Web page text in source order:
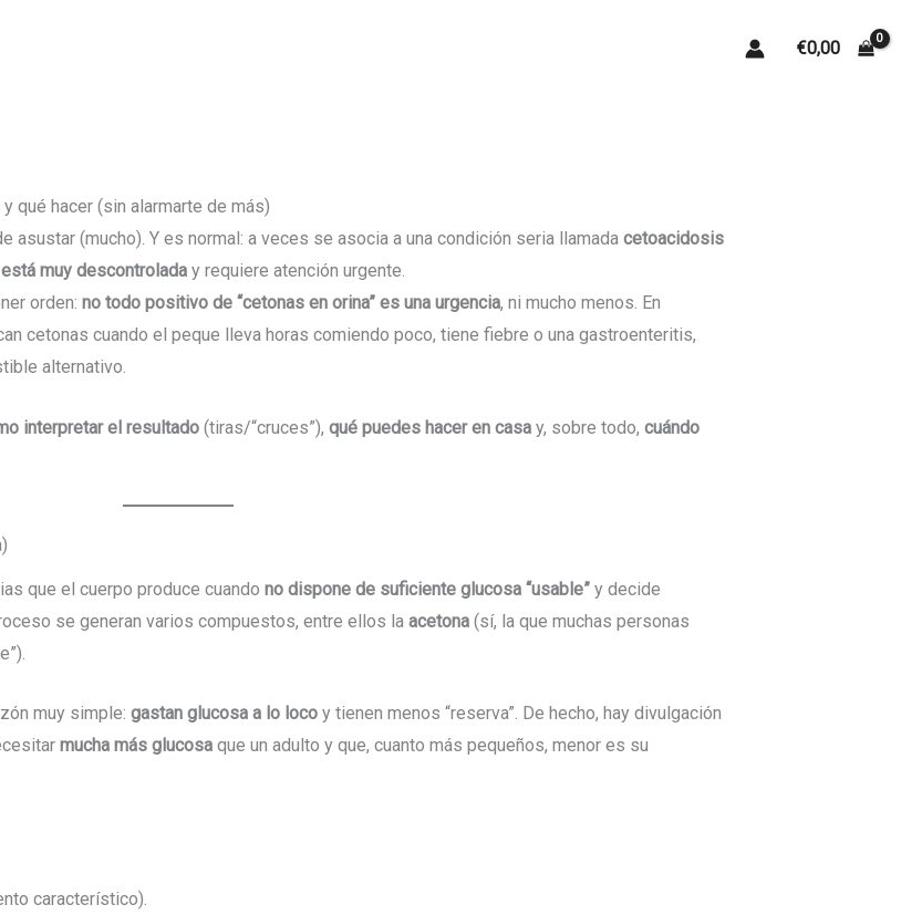
€0,00
qué hacer (sin alarmarte de más)
asustar (mucho). Y es normal: a veces se asocia a una condición seria llamada cetoacidosis
muy descontroladay requiere atención urgente.
orden: no todo positivo de “cetonas en orina” es una urgencia, ni mucho menos. En
cetonas cuando el peque lleva horas comiendo poco, tiene fiebre o una gastroenteritis,
alternativo.
interpretar el resultado(tiras/“cruces”), qué puedes hacer en casay, sobre todo, cuándo
que el cuerpo produce cuando no dispone de suficiente glucosa “usable”y decide
se generan varios compuestos, entre ellos la acetona(sí, la que muchas personas
muy simple: gastan glucosa a lo locoy tienen menos “reserva”. De hecho, hay divulgación
mucha más glucosaque un adulto y que, cuanto más pequeños, menor es su
característico).